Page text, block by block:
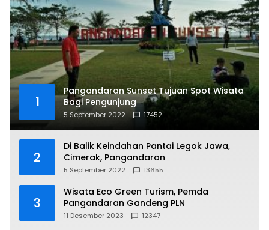
1
Pangandaran Sunset Tujuan Spot Wisata
Bagi Pengunjung
5 September 2022 17452
2
Di Balik Keindahan Pantai Legok Jawa,
Cimerak, Pangandaran
5 September 2022 13655
3
Wisata Eco Green Turism, Pemda
Pangandaran Gandeng PLN
11 Desember 2023 12347